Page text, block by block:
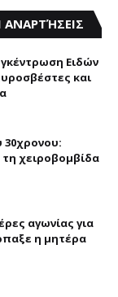
Eιδών
και
30χρονου:
χειροβομβίδα
αγωνίας για
η μητέρα